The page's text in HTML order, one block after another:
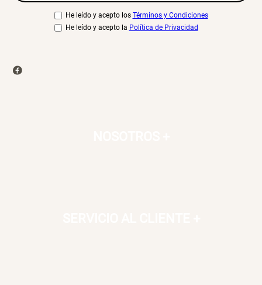
He leído y acepto los Términos y Condiciones
He leído y acepto la Política de Privacidad